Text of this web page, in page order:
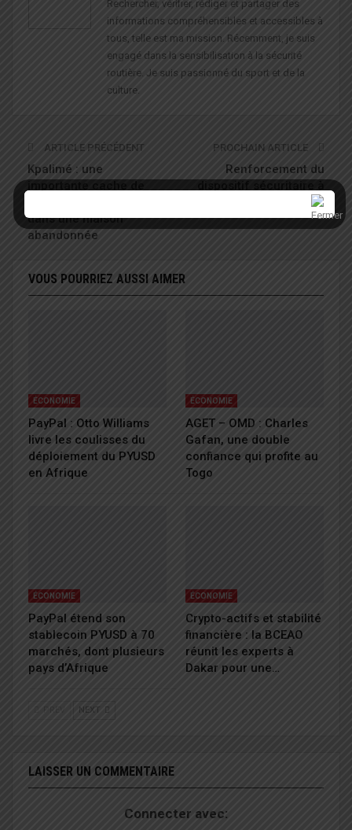
Rechercher, vérifier, rédiger et partager des
informations compréhensibles et accessibles à
tous, telle est ma mission. Récemment, je suis
engagé dans la sensibilisation à la sécurité
routière. Je suis passionné du sport et de la
culture.
ARTICLE PRÉCÉDENT
Kpalimé : une
dans une maison
abandonnée
PROCHAIN ARTICLE
Renforcement du
l’aéroport de Lomé
VOUS POURRIEZ AUSSI AIMER
ÉCONOMIE
PayPal : Otto Williams
livre les coulisses du
déploiement du PYUSD
en Afrique
ÉCONOMIE
AGET – OMD : Charles
Gafan, une double
confiance qui profite au
Togo
ÉCONOMIE
PayPal étend son
stablecoin PYUSD à 70
marchés, dont plusieurs
pays d’Afrique
ÉCONOMIE
Crypto-actifs et stabilité
financière : la BCEAO
réunit les experts à
Dakar pour une…
NEXT
LAISSER UN COMMENTAIRE
Connecter avec: